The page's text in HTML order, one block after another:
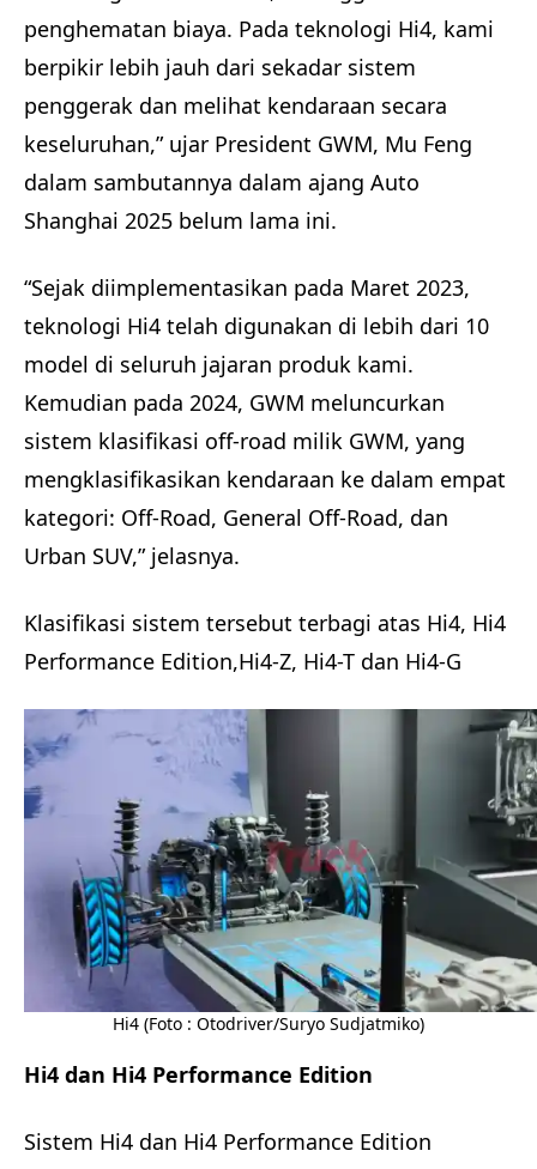
penghematan biaya. Pada teknologi Hi4, kami
berpikir lebih jauh dari sekadar sistem
penggerak dan melihat kendaraan secara
keseluruhan,” ujar President GWM, Mu Feng
dalam sambutannya dalam ajang Auto
Shanghai 2025 belum lama ini.
“Sejak diimplementasikan pada Maret 2023,
teknologi Hi4 telah digunakan di lebih dari 10
model di seluruh jajaran produk kami.
Kemudian pada 2024, GWM meluncurkan
sistem klasifikasi off-road milik GWM, yang
mengklasifikasikan kendaraan ke dalam empat
kategori: Off-Road, General Off-Road, dan
Urban SUV,” jelasnya.
Klasifikasi sistem tersebut terbagi atas Hi4, Hi4
Performance Edition,Hi4-Z, Hi4-T dan Hi4-G
Hi4 (Foto : Otodriver/Suryo Sudjatmiko)
Hi4 dan Hi4 Performance Edition
Sistem Hi4 dan Hi4 Performance Edition